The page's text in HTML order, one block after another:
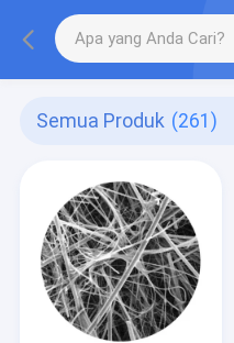
Semua Produk (261)